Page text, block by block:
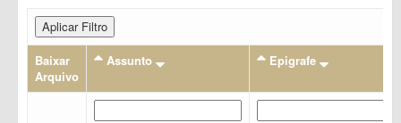
Aplicar Filtro
Baixar
Arquivo
Assunto Epigrafe